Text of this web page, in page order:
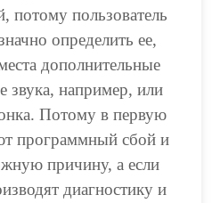
потому пользователь
определить ее,
дополнительные
звука, например, или
Потому в первую
программный сбой и
причину, а если
диагностику и